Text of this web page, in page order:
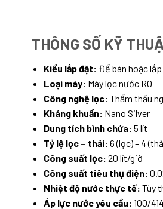
THÔNG SỐ KỸ
Kiểu lắp đặt: Để bàn hoặc
Loại máy: Máy lọc nước RO
Công nghệ lọc: Thẩm thấu
Kháng khuẩn: Nano Silver
Dung tích bình chứa: 5 lít
Tỷ lệ lọc – thải: 6 (lọc) – 4
Công suất lọc: 20 lít/giờ
Công suất tiêu thụ điện:
Nhiệt độ nước thực tế: Tùy
Áp lực nước yêu cầu: 100/